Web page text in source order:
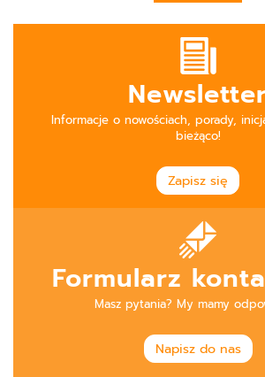
Informacje o nowościach, porady,
bieżąco!
Zapisz się
Formularz
Masz pytania? My mamy
Napisz do nas